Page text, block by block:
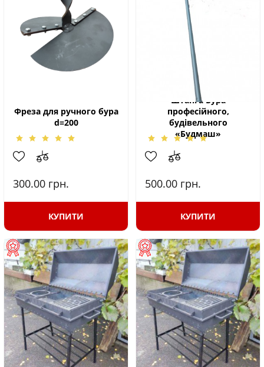
Фреза для ручного бура
d=200
300.00 грн.
КУПИТИ
Штанга Бура
професійного,
будівельного
«Будмаш»
500.00 грн.
КУПИТИ